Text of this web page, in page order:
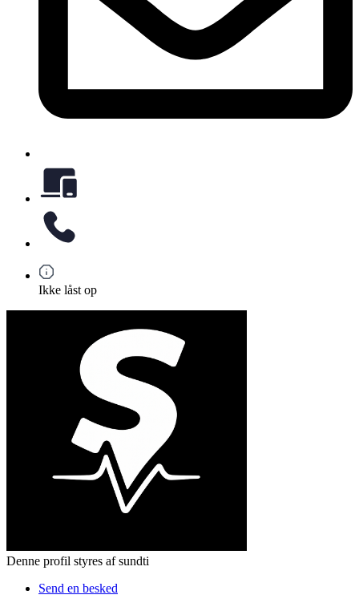
Ikke låst op
Denne profil styres af sundti
Send en besked